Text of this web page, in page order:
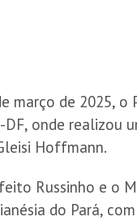
março de 2025, o
onde realizou
Hoffmann.
Russinho e o
do Pará,